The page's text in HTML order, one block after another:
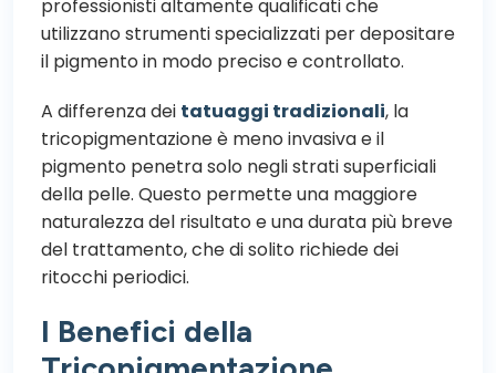
professionisti altamente qualificati che
utilizzano strumenti specializzati per depositare
il pigmento in modo preciso e controllato.
A differenza dei tatuaggi tradizionali, la
tricopigmentazione è meno invasiva e il
pigmento penetra solo negli strati superficiali
della pelle. Questo permette una maggiore
naturalezza del risultato e una durata più breve
del trattamento, che di solito richiede dei
ritocchi periodici.
I Benefici della